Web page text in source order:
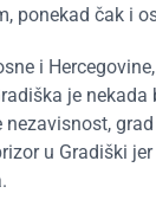
ponekad čak i
i
je
u Gradiški